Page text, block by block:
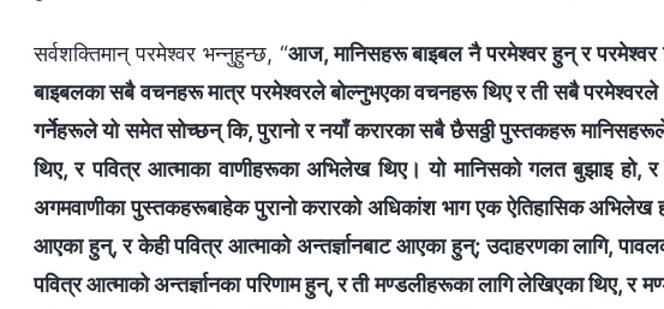
सर्वशक्तिमान्‌ परमेश्‍वर भन्‍नुहुन्छ, “आज, मानिसहरू बाइबल नै परमेश्‍वर हुन् र
बाइबलका सबै वचनहरू मात्र परमेश्‍वरले बोल्नुभएका वचनहरू थिए र ती सबै परमेश्‍वरले
गर्नेहरूले यो समेत सोच्छन् कि, पुरानो र नयाँ करारका सबै छैसठ्ठी पुस्तकहरू
थिए, र पवित्र आत्माका वाणीहरूका अभिलेख थिए। यो मानिसको गलत बुझाइ हो,
अगमवाणीका पुस्तकहरूबाहेक पुरानो करारको अधिकांश भाग एक ऐतिहासिक
आएका हुन्, र केही पवित्र आत्माको अन्तर्ज्ञानबाट आएका हुन्; उदाहरणका लागि,
पवित्र आत्माको अन्तर्ज्ञानका परिणाम हुन्, र ती मण्डलीहरूका लागि लेखिएका थिए, र